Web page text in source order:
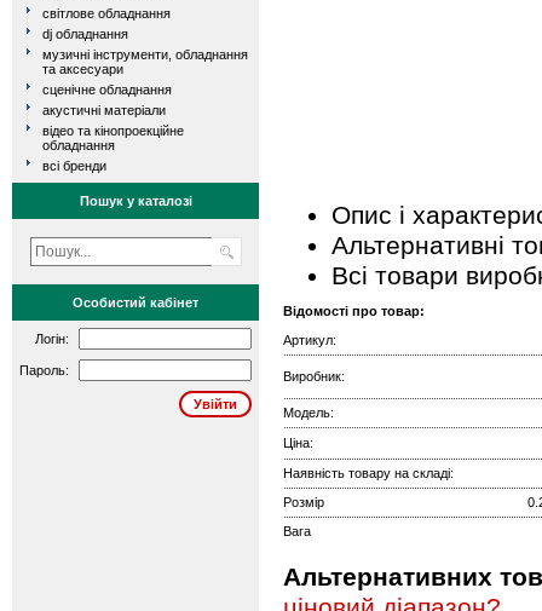
світлове обладнання
dj обладнання
музичні інструменти, обладнання
та аксесуари
сценічне обладнання
акустичні матеріали
відео та кінопроекційне
обладнання
всі бренди
Пошук у каталозі
Особистий кабінет
Логін:
Пароль:
Опис і
Альтернативні
Всі товари
Відомості про товар:
Артикул:
Виробник:
Модель:
Ціна:
Наявність товару на складі:
Розмір
Вага
Альтернативних